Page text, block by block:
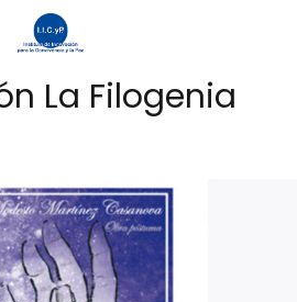
La Filogenia